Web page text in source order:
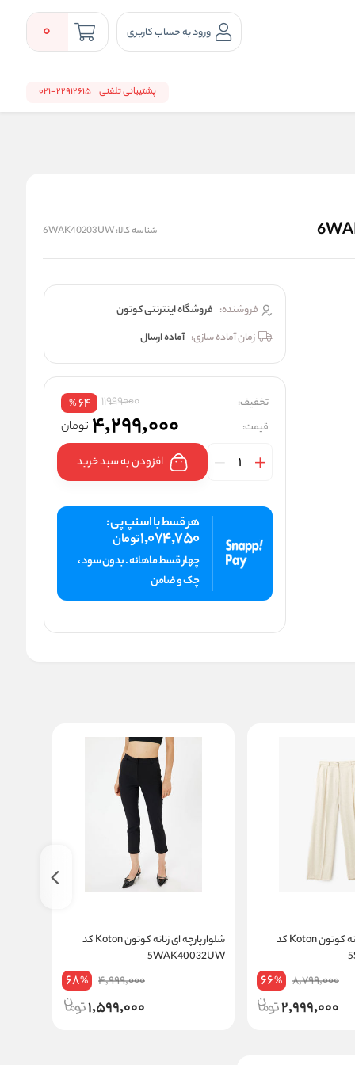
ورود به حساب کاربری 0
پشتیبانی تلفنی 22912615-021
شناسه کالا:6WAK40203UW
فروشنده: فروشگاه اینترنتی کوتون
زمان آماده سازی: آماده ارسال
تخفیف: 11999000
64
%
قیمت: 4,299,000 تومان
افزودن به سبد خرید
هر قسط با اسنپ پی :
1,074,750تومان
چهار قسط ماهانه . بدون سود ،
چک و ضامن
شلوار پارچه ای زنانه کوتون Koton کد
8,799,000
66%
2,999,000
شلوار پارچه ای زنانه کوتون Koton کد
5WAK40032UW
4,999,000
68%
1,599,000